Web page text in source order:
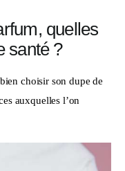
quelles
santé ?
choisir son dupe de
auxquelles l’on